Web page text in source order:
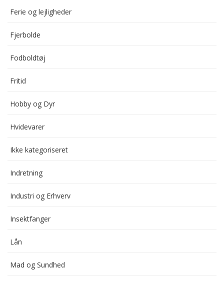
Ferie og lejligheder
Fjerbolde
Fodboldtøj
Fritid
Hobby og Dyr
Hvidevarer
Ikke kategoriseret
Indretning
Industri og Erhverv
Insektfanger
Lån
Mad og Sundhed